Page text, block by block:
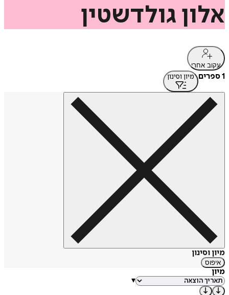
אלון גולדשטין
עקוב אחרי
1 ספרים מיון וסינון
מיון וסינון
איפוס
מיון
▾